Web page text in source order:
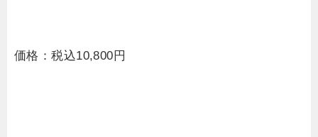
価格：税込10,800円